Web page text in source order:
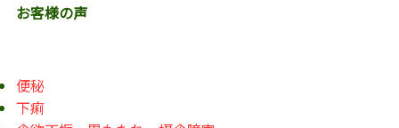
お客様の声
便秘
下痢